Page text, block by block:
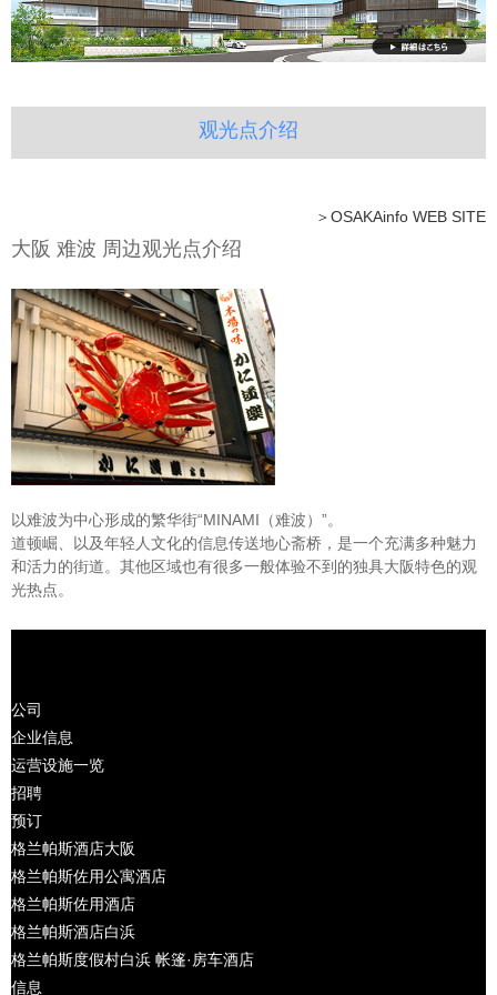
观光点介绍
＞OSAKAinfo WEB SITE
大阪 难波 周边观光点介绍
以难波为中心形成的繁华街“MINAMI（难波）”。
道顿崛、以及年轻人文化的信息传送地心斋桥，是一个充满多种魅力
和活力的街道。其他区域也有很多一般体验不到的独具大阪特色的观
光热点。
公司
企业信息
运营设施一览
招聘
预订
格兰帕斯酒店大阪
格兰帕斯佐用公寓酒店
格兰帕斯佐用酒店
格兰帕斯酒店白浜
格兰帕斯度假村白浜 帐篷·房车酒店
信息